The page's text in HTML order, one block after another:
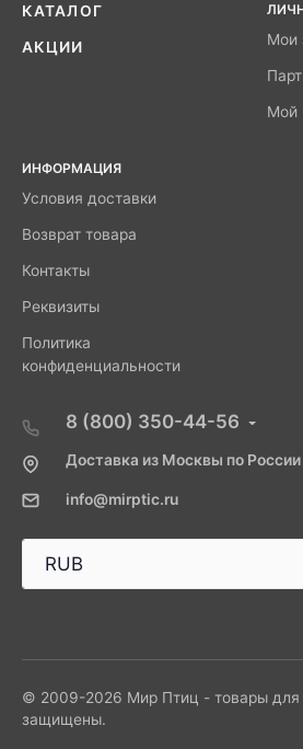
КАТАЛОГ
АКЦИИ Мои
Мой
ИНФОРМАЦИЯ
Условия доставки
Возврат товара
Контакты
Реквизиты
Политика
конфиденциальности
8 (800) 350-44-56
Доставка из Москвы по России
info@mirptic.ru
© 2009-2026 Мир Птиц - товары для
защищены.